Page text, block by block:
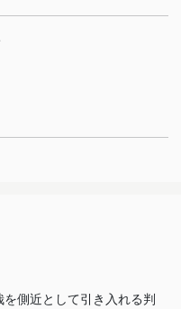
側近として引き入れる判